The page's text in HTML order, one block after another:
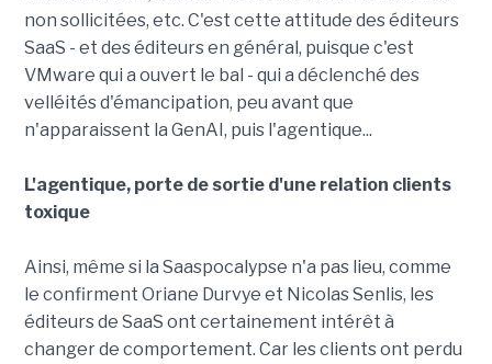
non sollicitées, etc. C'est cette attitude des éditeurs
SaaS - et des éditeurs en général, puisque c'est
VMware qui a ouvert le bal - qui a déclenché des
velléités d'émancipation, peu avant que
n'apparaissent la GenAI, puis l'agentique...
L'agentique, porte de sortie d'une relation clients
toxique
Ainsi, même si la Saaspocalypse n'a pas lieu, comme
le confirment Oriane Durvye et Nicolas Senlis, les
éditeurs de SaaS ont certainement intérêt à
changer de comportement. Car les clients ont perdu